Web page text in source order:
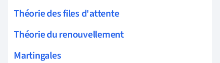
Théorie des files d'attente
Théorie du renouvellement
Martingales